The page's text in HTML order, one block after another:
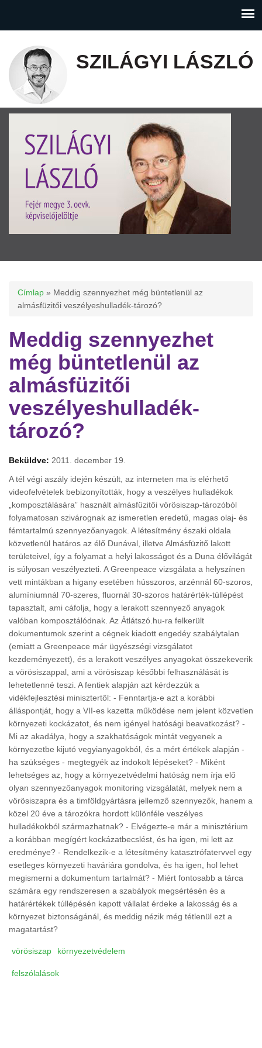
SZILÁGYI LÁSZLÓ
Jelenlegi hely
Címlap » Meddig szennyezhet még büntetlenül az
almásfüzitői veszélyeshulladék-tározó?
Meddig szennyezhet
még büntetlenül az
almásfüzitői
veszélyeshulladék-
tározó?
Beküldve: 2011. december 19.
A tél végi aszály idején készült, az interneten ma is elérhető
videofelvételek bebizonyították, hogy a veszélyes hulladékok
„komposztálására” használt almásfüzitői vörösiszap-tározóból
folyamatosan szivárognak az ismeretlen eredetű, magas olaj- és
fémtartalmú szennyezőanyagok. A létesítmény északi oldala
közvetlenül határos az élő Dunával, illetve Almásfüzitő lakott
területeivel, így a folyamat a helyi lakosságot és a Duna élővilágát
is súlyosan veszélyezteti. A Greenpeace vizsgálata a helyszínen
vett mintákban a higany esetében hússzoros, arzénnál 60-szoros,
alumíniumnál 70-szeres, fluornál 30-szoros határérték-túllépést
tapasztalt, ami cáfolja, hogy a lerakott szennyező anyagok
valóban komposztálódnak. Az Átlátszó.hu-ra felkerült
dokumentumok szerint a cégnek kiadott engedéy szabálytalan
(emiatt a Greenpeace már ügyészségi vizsgálatot
kezdeményezett), és a lerakott veszélyes anyagokat összekeverik
a vörösiszappal, ami a vörösiszap későbbi felhasználását is
lehetetlenné teszi. A fentiek alapján azt kérdezzük a
vidékfejlesztési minisztertől: - Fenntartja-e azt a korábbi
álláspontját, hogy a VII-es kazetta működése nem jelent közvetlen
környezeti kockázatot, és nem igényel hatósági beavatkozást? -
Mi az akadálya, hogy a szakhatóságok mintát vegyenek a
környezetbe kijutó vegyianyagokból, és a mért értékek alapján -
ha szükséges - megtegyék az indokolt lépéseket? - Miként
lehetséges az, hogy a környezetvédelmi hatóság nem írja elő
olyan szennyezőanyagok monitoring vizsgálatát, melyek nem a
vörösiszapra és a timföldgyártásra jellemző szennyezők, hanem a
közel 20 éve a tározókra hordott különféle veszélyes
hulladékokból származhatnak? - Elvégezte-e már a minisztérium
a korábban megígért kockázatbecslést, és ha igen, mi lett az
eredménye? - Rendelkezik-e a létesítmény katasztrófatervvel egy
esetleges környezeti haváriára gondolva, és ha igen, hol lehet
megismerni a dokumentum tartalmát? - Miért fontosabb a tárca
számára egy rendszeresen a szabályok megsértésén és a
határértékek túllépésén kapott vállalat érdeke a lakosság és a
környezet biztonságánál, és meddig nézik még tétlenül ezt a
magatartást?
vörösiszap környezetvédelem
felszólalások